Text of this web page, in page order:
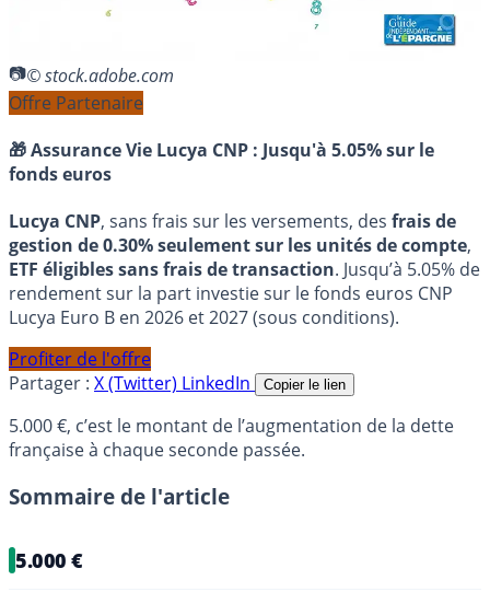
© stock.adobe.com
Offre Partenaire
🎁 Assurance Vie Lucya CNP : Jusqu'à 5.05% sur le
fonds euros
Lucya CNP, sans frais sur les versements, des frais de
gestion de 0.30% seulement sur les unités de compte,
ETF éligibles sans frais de transaction. Jusqu’à 5.05% de
rendement sur la part investie sur le fonds euros CNP
Lucya Euro B en 2026 et 2027 (sous conditions).
Profiter de l'offre
Partager : X (Twitter) LinkedIn Copier le lien
5.000 €, c’est le montant de l’augmentation de la dette
française à chaque seconde passée.
Sommaire de l'article
5.000 €